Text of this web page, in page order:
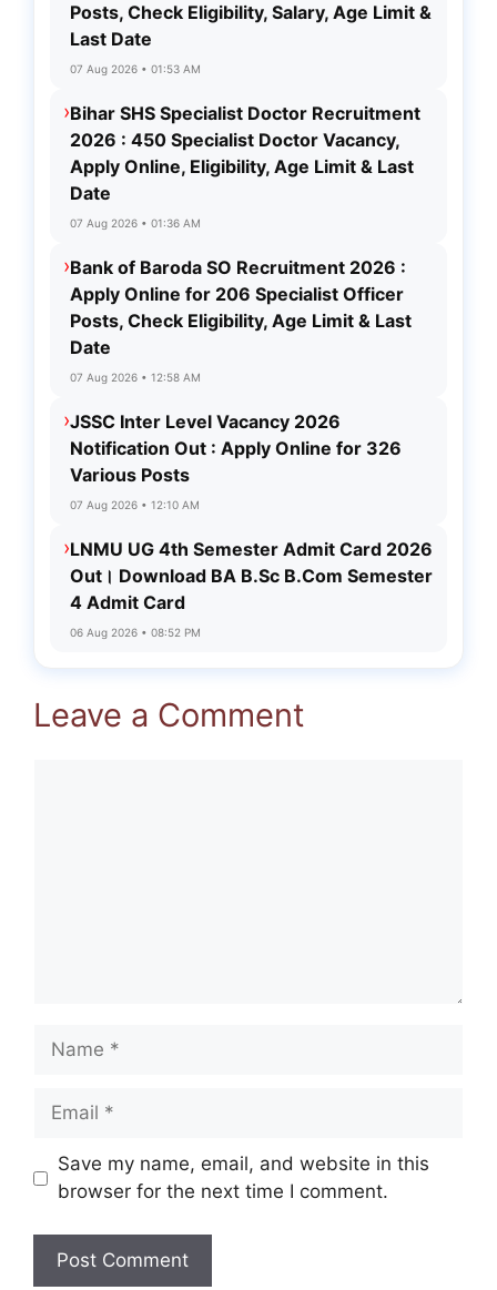
Posts, Check Eligibility, Salary, Age Limit &
Last Date
07 Aug 2026 • 01:53 AM
›Bihar SHS Specialist Doctor Recruitment
2026 : 450 Specialist Doctor Vacancy,
Apply Online, Eligibility, Age Limit & Last
Date
07 Aug 2026 • 01:36 AM
›Bank of Baroda SO Recruitment 2026 :
Apply Online for 206 Specialist Officer
Posts, Check Eligibility, Age Limit & Last
Date
07 Aug 2026 • 12:58 AM
›JSSC Inter Level Vacancy 2026
Notification Out : Apply Online for 326
Various Posts
07 Aug 2026 • 12:10 AM
›LNMU UG 4th Semester Admit Card 2026
Out। Download BA B.Sc B.Com Semester
4 Admit Card
06 Aug 2026 • 08:52 PM
Leave a Comment
Name
Email
Website
Save my name, email, and website in this
browser for the next time I comment.